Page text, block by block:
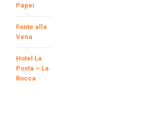
Papei
Fonte alla
Vena
Hotel La
Posta – La
Rocca